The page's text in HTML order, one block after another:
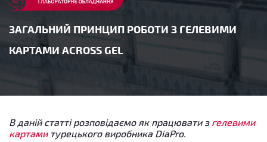
ЗАГАЛЬНИЙ ПРИНЦИП РОБОТИ З ГЕЛЕВИМИ
КАРТАМИ ACROSS GEL
В даній статті розповідаємо як працювати з гелевими
картамитурецького виробника DiaPro.